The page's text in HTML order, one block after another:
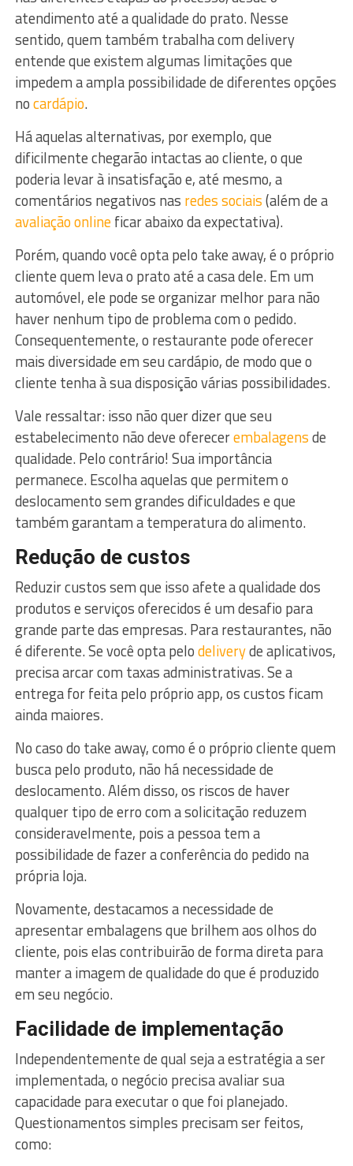
atendimento até a qualidade do prato. Nesse
sentido, quem também trabalha com delivery
entende que existem algumas limitações que
impedem a ampla possibilidade de diferentes opções
nocardápio.
Há aquelas alternativas, por exemplo, que
dificilmente chegarão intactas ao cliente, o que
poderia levar à insatisfação e, até mesmo, a
comentários negativos nas redes sociais(além de a
avaliação onlineficar abaixo da expectativa).
Porém, quando você opta pelo take away, é o próprio
cliente quem leva o prato até a casa dele. Em um
automóvel, ele pode se organizar melhor para não
haver nenhum tipo de problema com o pedido.
Consequentemente, o restaurante pode oferecer
mais diversidade em seu cardápio, de modo que o
cliente tenha à sua disposição várias possibilidades.
Vale ressaltar: isso não quer dizer que seu
estabelecimento não deve oferecerembalagensde
qualidade. Pelo contrário! Sua importância
permanece. Escolha aquelas que permitem o
deslocamento sem grandes dificuldades e que
também garantam a temperatura do alimento.
Redução de custos
Reduzir custos sem que isso afete a qualidade dos
produtos e serviços oferecidos é um desafio para
grande parte das empresas. Para restaurantes, não
é diferente. Se você opta pelodeliveryde aplicativos,
precisa arcar com taxas administrativas. Se a
entrega for feita pelo próprio app, os custos ficam
ainda maiores.
No caso do take away, como é o próprio cliente quem
busca pelo produto, não há necessidade de
deslocamento. Além disso, os riscos de haver
qualquer tipo de erro com a solicitação reduzem
consideravelmente, pois a pessoa tem a
possibilidade de fazer a conferência do pedido na
própria loja.
Novamente, destacamos a necessidade de
apresentar embalagens que brilhem aos olhos do
cliente, pois elas contribuirão de forma direta para
manter a imagem de qualidade do que é produzido
em seu negócio.
Facilidade de implementação
Independentemente de qual seja a estratégia a ser
implementada, o negócio precisa avaliar sua
capacidade para executar o que foi planejado.
Questionamentos simples precisam ser feitos,
como: